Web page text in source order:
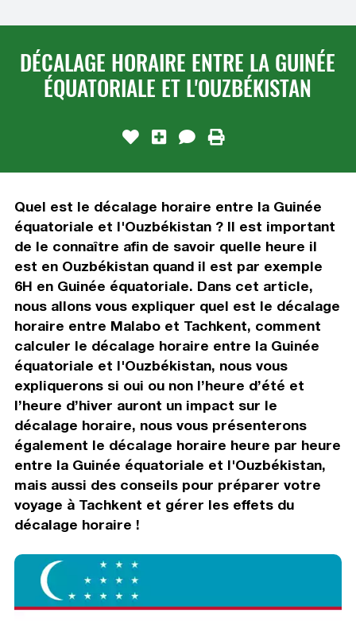
DÉCALAGE HORAIRE ENTRE LA GUINÉE
ÉQUATORIALE ET L'OUZBÉKISTAN
Quel est le décalage horaire entre la Guinée
équatoriale et l'Ouzbékistan ? Il est important
de le connaître afin de savoir quelle heure il
est en Ouzbékistan quand il est par exemple
6H en Guinée équatoriale. Dans cet article,
nous allons vous expliquer quel est le décalage
horaire entre Malabo et Tachkent, comment
calculer le décalage horaire entre la Guinée
équatoriale et l'Ouzbékistan, nous vous
expliquerons si oui ou non l’heure d’été et
l’heure d’hiver auront un impact sur le
décalage horaire, nous vous présenterons
également le décalage horaire heure par heure
entre la Guinée équatoriale et l'Ouzbékistan,
mais aussi des conseils pour préparer votre
voyage à Tachkent et gérer les effets du
décalage horaire !